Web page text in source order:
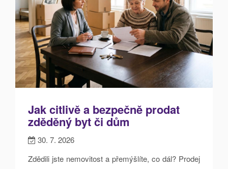
Jak citlivě a bezpečně prodat
zděděný byt či dům
30. 7. 2026
Zdědili jste nemovitost a přemýšlíte, co dál? Prodej